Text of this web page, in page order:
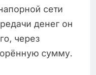
сети
денег он
через
сумму.